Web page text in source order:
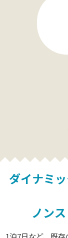
ダイナミ
ノン